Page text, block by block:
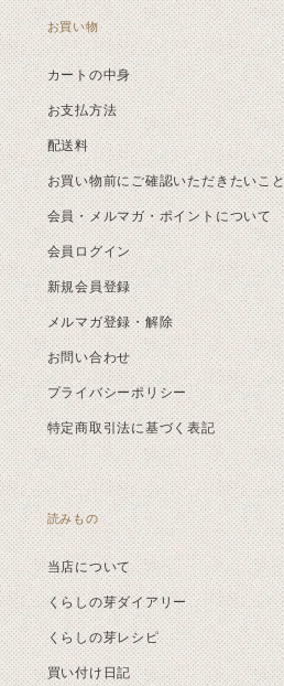
お買い物
カートの中身
お支払方法
配送料
お買い物前にご確認いただきたいこと
会員・メルマガ・ポイントについて
会員ログイン
新規会員登録
メルマガ登録・解除
お問い合わせ
プライバシーポリシー
特定商取引法に基づく表記
読みもの
当店について
くらしの芽ダイアリー
くらしの芽レシピ
買い付け日記